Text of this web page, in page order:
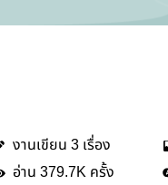
งานเขียน 3 เรื่อง
อ่าน 379.7K ครั้ง